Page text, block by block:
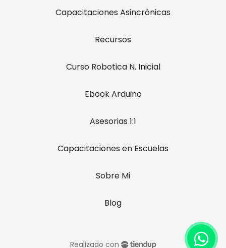
Capacitaciones Asincrónicas
Recursos
Curso Robotica N. Inicial
Ebook Arduino
Asesorias 1:1
Capacitaciones en Escuelas
Sobre Mi
Blog
Realizado con